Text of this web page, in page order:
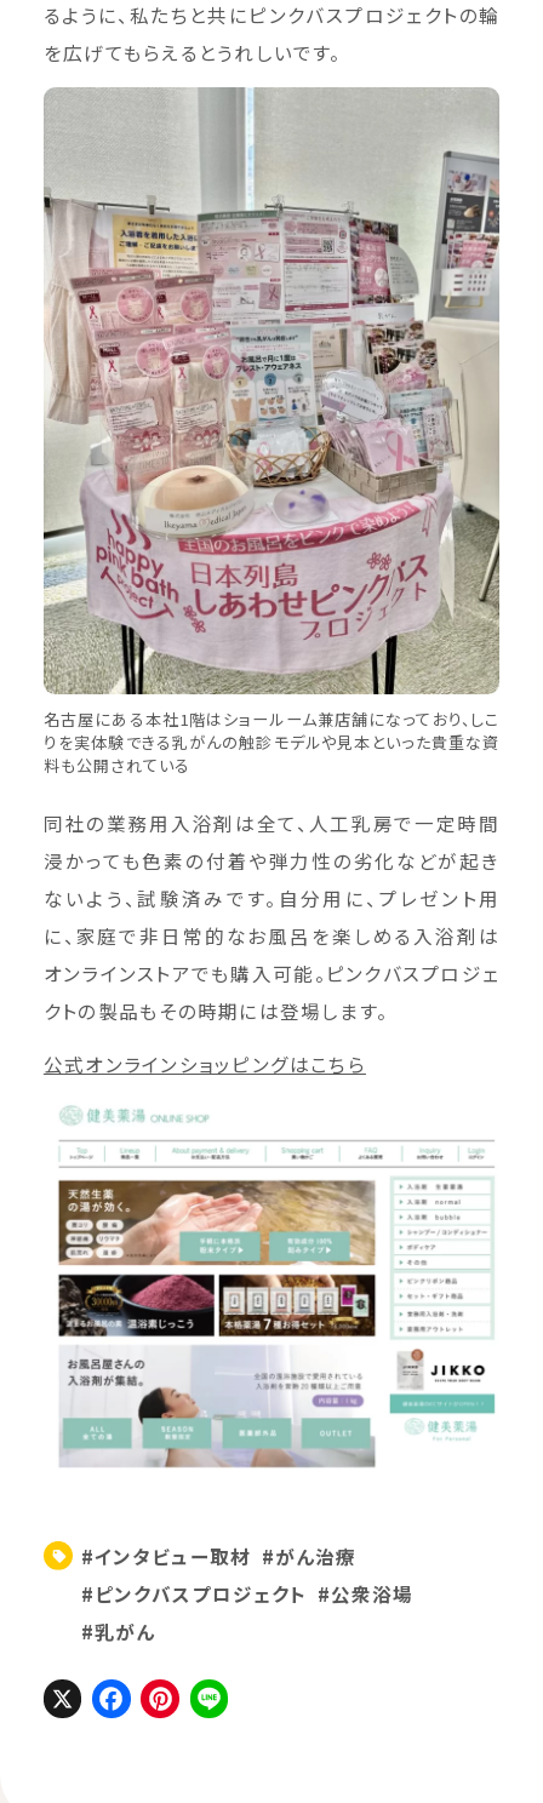
るように、私たちと共にピンクバスプロジェクトの輪
を広げてもらえるとうれしいです。
名古屋にある本社1階はショールーム兼店舗になっており、しこ
りを実体験できる乳がんの触診モデルや見本といった貴重な資
料も公開されている
同社の業務用入浴剤は全て、人工乳房で一定時間
浸かっても色素の付着や弾力性の劣化などが起き
ないよう、試験済みです。自分用に、プレゼント用
に、家庭で非日常的なお風呂を楽しめる入浴剤は
オンラインストアでも購入可能。ピンクバスプロジェ
クトの製品もその時期には登場します。
公式オンラインショッピングはこちら
#インタビュー取材 #がん治療
#ピンクバスプロジェクト #公衆浴場
#乳がん
X Facebook
Pinterest